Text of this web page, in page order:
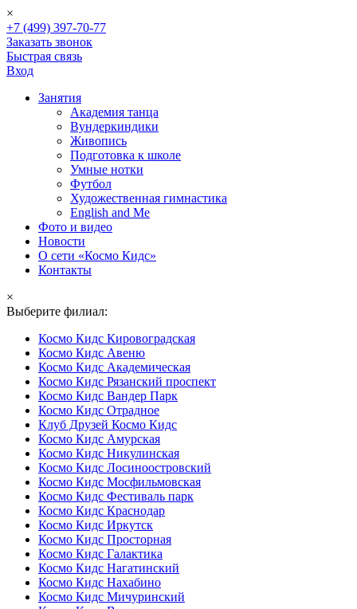
×
+7 (499) 397-70-77
Заказать звонок
Быстрая связь
Вход
Занятия
Академия танца
Вундеркиндики
Живопись
Подготовка к школе
Умные нотки
Футбол
Художественная гимнастика
English and Me
Фото и видео
Новости
О сети «Космо Кидс»
Контакты
×
Выберите филиал:
Космо Кидс Кировоградская
Космо Кидс Авеню
Космо Кидс Академическая
Космо Кидс Рязанский проспект
Космо Кидс Вандер Парк
Космо Кидс Отрадное
Клуб Друзей Космо Кидс
Космо Кидс Амурская
Космо Кидс Никулинская
Космо Кидс Лосиноостровский
Космо Кидс Мосфильмовская
Космо Кидс Фестиваль парк
Космо Кидс Краснодар
Космо Кидс Иркутск
Космо Кидс Просторная
Космо Кидс Галактика
Космо Кидс Нагатинский
Космо Кидс Нахабино
Космо Кидс Мичуринский